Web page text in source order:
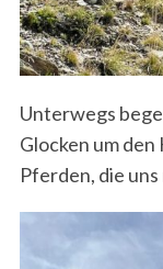
Unterwegs
Glocken um
Pferden, die